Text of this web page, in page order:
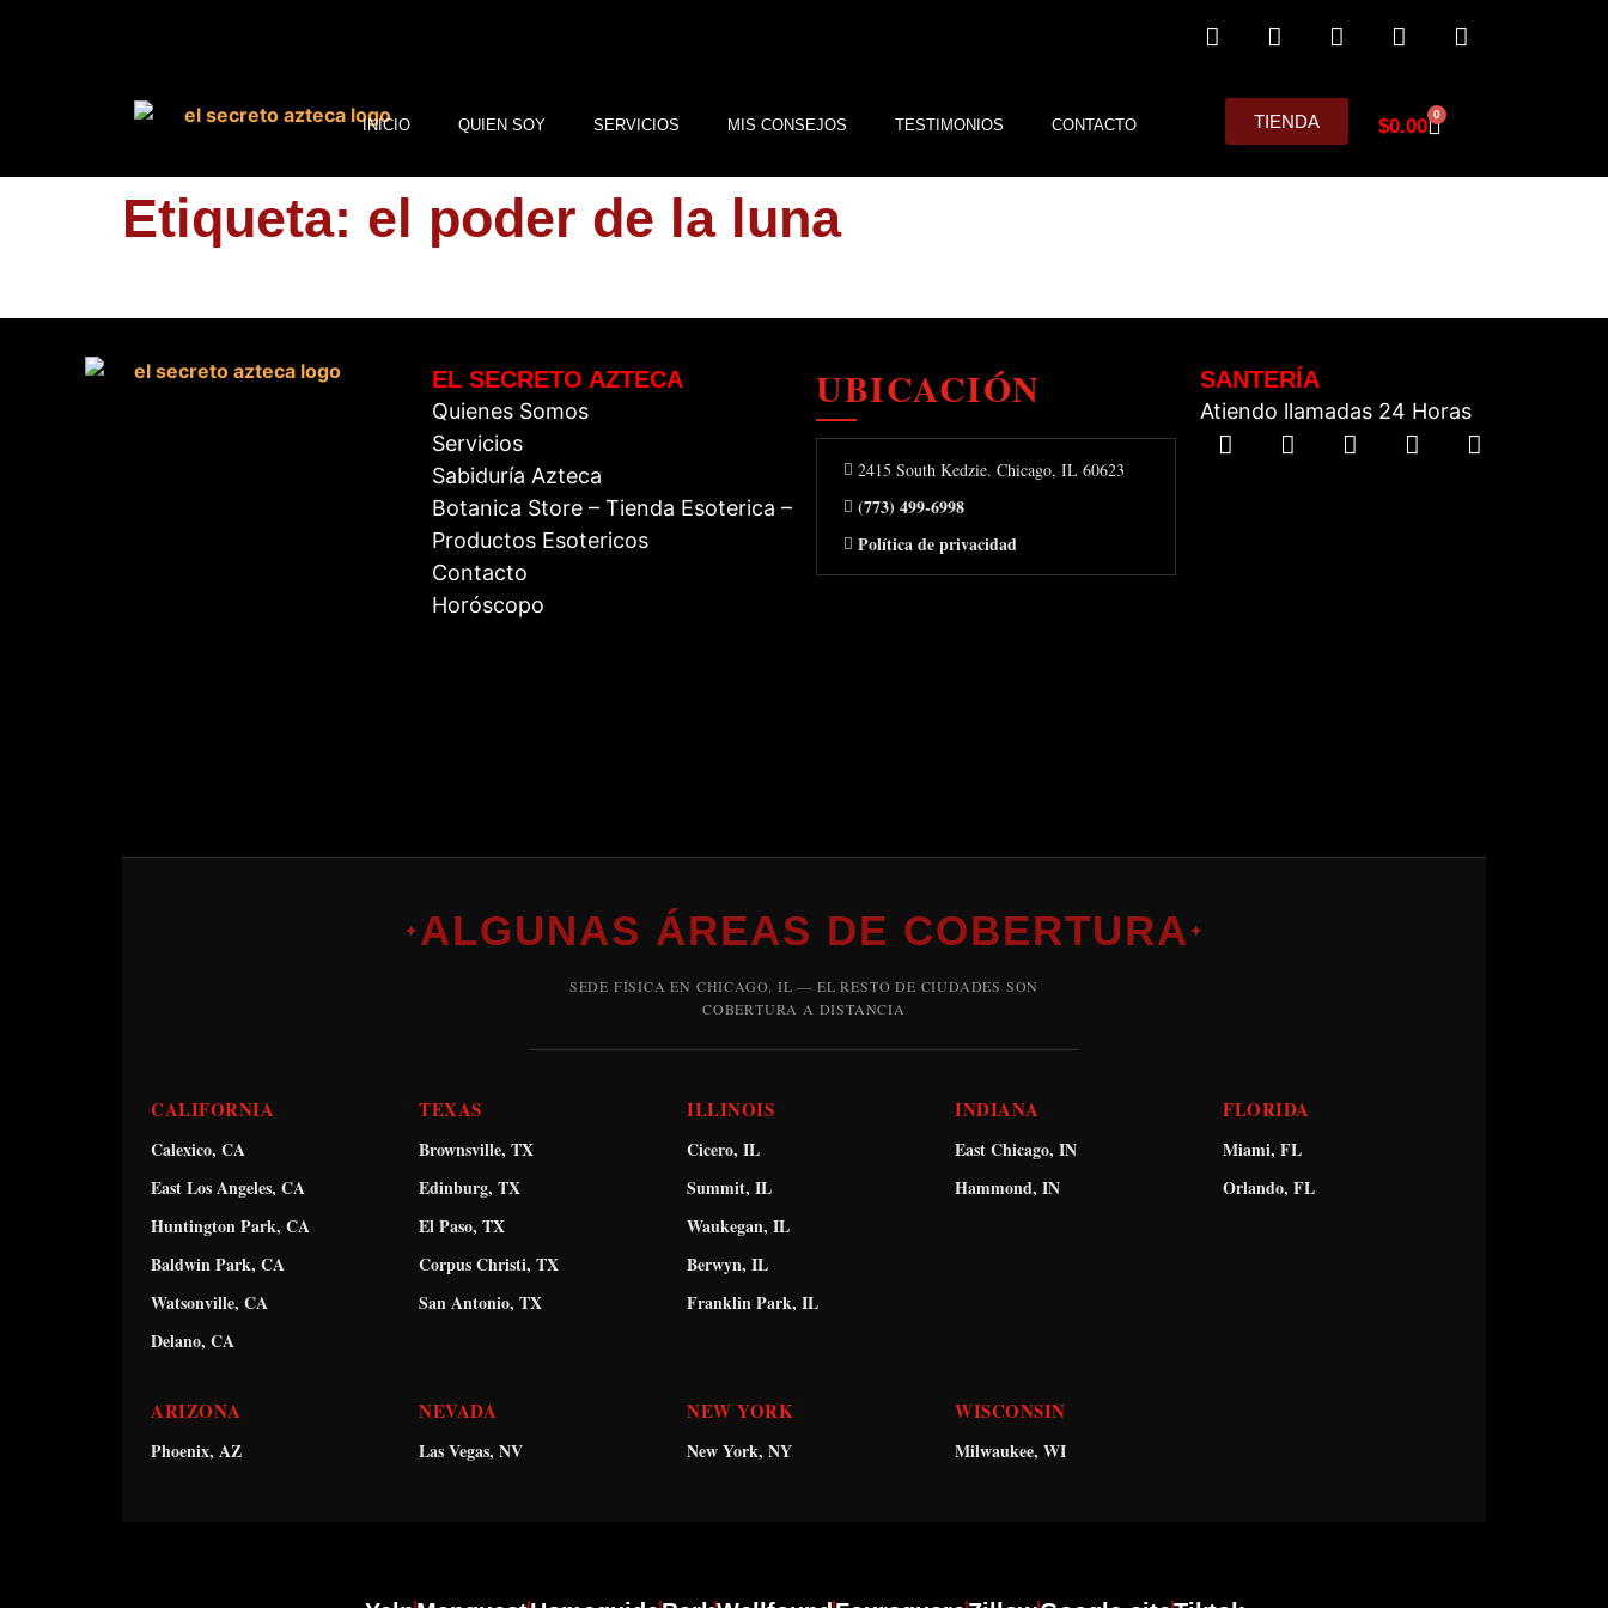
INICIO QUIEN SOY SERVICIOS MIS CONSEJOS TESTIMONIOS CONTACTO TIENDA $0.00 0
Etiqueta: el poder de la luna
EL SECRETO AZTECA
Quienes Somos
Servicios
Sabiduría Azteca
Botanica Store – Tienda Esoterica –
Productos Esotericos
Contacto
Horóscopo
UBICACIÓN
2415 South Kedzie. Chicago, IL 60623
(773) 499-6998
Política de privacidad
SANTERÍA
Atiendo llamadas 24 Horas
✦ ALGUNAS ÁREAS DE COBERTURA ✦
SEDE FÍSICA EN CHICAGO, IL — EL RESTO DE CIUDADES SON
COBERTURA A DISTANCIA
CALIFORNIA
Calexico, CA
East Los Angeles, CA
Huntington Park, CA
Baldwin Park, CA
Watsonville, CA
Delano, CA
TEXAS
Brownsville, TX
Edinburg, TX
El Paso, TX
Corpus Christi, TX
San Antonio, TX
ILLINOIS
Cicero, IL
Summit, IL
Waukegan, IL
Berwyn, IL
Franklin Park, IL
INDIANA
East Chicago, IN
Hammond, IN
FLORIDA
Miami, FL
Orlando, FL
ARIZONA
Phoenix, AZ
NEVADA
Las Vegas, NV
NEW YORK
New York, NY
WISCONSIN
Milwaukee, WI